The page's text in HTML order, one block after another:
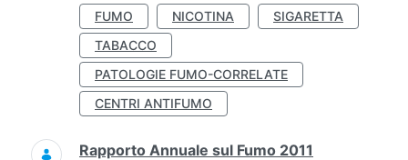
FUMO NICOTINA
SIGARETTA
TABACCO
PATOLOGIE FUMO-CORRELATE
CENTRI ANTIFUMO
Rapporto Annuale sul Fumo 2011